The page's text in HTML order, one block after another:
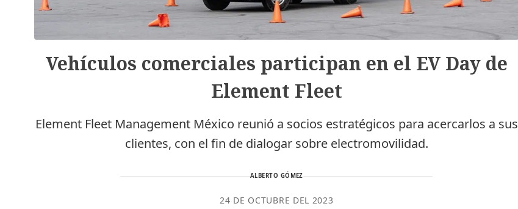
Vehículos comerciales participan en el EV Day de
Element Fleet
Element Fleet Management México reunió a socios estratégicos para acercarlos a sus
clientes, con el fin de dialogar sobre electromovilidad.
ALBERTO GÓMEZ
24 DE OCTUBRE DEL 2023